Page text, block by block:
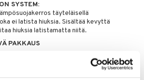
SYSTEM:
täyteläisellä
ei latista hiuksia. Sisältää kevyttä
hiuksia latistamatta niitä.
PAKKAUS